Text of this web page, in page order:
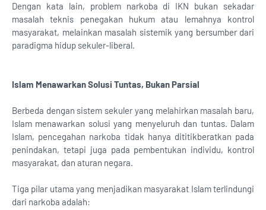
Dengan kata lain, problem narkoba di IKN bukan sekadar
masalah teknis penegakan hukum atau lemahnya kontrol
masyarakat, melainkan masalah sistemik yang bersumber dari
paradigma hidup sekuler-liberal.
Islam Menawarkan Solusi Tuntas, Bukan Parsial
Berbeda dengan sistem sekuler yang melahirkan masalah baru,
Islam menawarkan solusi yang menyeluruh dan tuntas. Dalam
Islam, pencegahan narkoba tidak hanya dititikberatkan pada
penindakan, tetapi juga pada pembentukan individu, kontrol
masyarakat, dan aturan negara.
Tiga pilar utama yang menjadikan masyarakat Islam terlindungi
dari narkoba adalah: